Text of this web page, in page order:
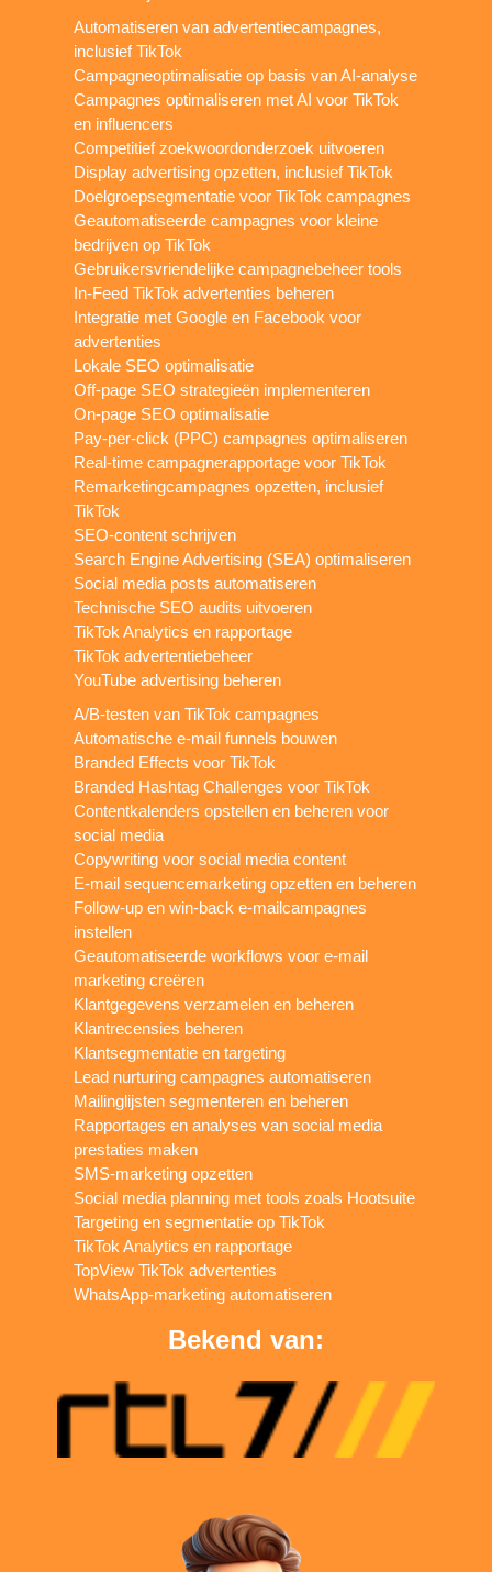
Automatiseren van advertentiecampagnes,
inclusief TikTok
Campagneoptimalisatie op basis van AI-analyse
Campagnes optimaliseren met AI voor TikTok
en influencers
Competitief zoekwoordonderzoek uitvoeren
Display advertising opzetten, inclusief TikTok
Doelgroepsegmentatie voor TikTok campagnes
Geautomatiseerde campagnes voor kleine
bedrijven op TikTok
Gebruikersvriendelijke campagnebeheer tools
In-Feed TikTok advertenties beheren
Integratie met Google en Facebook voor
advertenties
Lokale SEO optimalisatie
Off-page SEO strategieën implementeren
On-page SEO optimalisatie
Pay-per-click (PPC) campagnes optimaliseren
Real-time campagnerapportage voor TikTok
Remarketingcampagnes opzetten, inclusief
TikTok
SEO-content schrijven
Search Engine Advertising (SEA) optimaliseren
Social media posts automatiseren
Technische SEO audits uitvoeren
TikTok Analytics en rapportage
TikTok advertentiebeheer
YouTube advertising beheren
A/B-testen van TikTok campagnes
Automatische e-mail funnels bouwen
Branded Effects voor TikTok
Branded Hashtag Challenges voor TikTok
Contentkalenders opstellen en beheren voor
social media
Copywriting voor social media content
E-mail sequencemarketing opzetten en beheren
Follow-up en win-back e-mailcampagnes
instellen
Geautomatiseerde workflows voor e-mail
marketing creëren
Klantgegevens verzamelen en beheren
Klantrecensies beheren
Klantsegmentatie en targeting
Lead nurturing campagnes automatiseren
Mailinglijsten segmenteren en beheren
Rapportages en analyses van social media
prestaties maken
SMS-marketing opzetten
Social media planning met tools zoals Hootsuite
Targeting en segmentatie op TikTok
TikTok Analytics en rapportage
TopView TikTok advertenties
WhatsApp-marketing automatiseren
Bekend van: